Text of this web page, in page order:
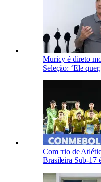
Muricy é direto
Seleção: ‘Ele
Com trio de
Brasileira Sub-17